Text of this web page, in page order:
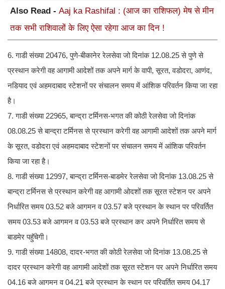
Also Read - Aaj ka Rashifal : (आज का राशिफल) मेष से मीन
तक सभी राशिवालों के लिए ऐसा रहेगा आज का दिन !
6. गाडी संख्या 20476, पुणे-बीकानेर रेलसेवा जो दिनांक 12.08.25 से पुणे से
प्रस्थान करेगी वह आगामी आदेशों तक अपने मार्ग के वापी, सूरत, वडोदरा, आणंद,
नडियाद एवं अहमदाबाद स्टेशनों पर संचालन समय में आंशिक परिवर्तन किया जा रहा
है।
7. गाडी संख्या 22965, बान्द्रा टर्मिनस-भगत की कोठी रेलसेवा जो दिनांक
08.08.25 से बान्द्रा टर्मिनस से प्रस्थान करेगी वह आगामी आदेशों तक अपने मार्ग
के सूरत, वडोदरा एवं अहमदाबाद स्टेशनों पर संचालन समय में आंशिक परिवर्तन
किया जा रहा है।
8. गाडी संख्या 12997, बान्द्रा टर्मिनस-बाडमेर रेलसेवा जो दिनांक 13.08.25 से
बान्द्रा टर्मिनस से प्रस्थान करेगी वह आगामी ओदशों तक सूरत स्टेशन पर अपने
निर्धारित समय 03.52 बजे आगमन व 03.57 बजे प्रस्थान के स्थान पर परिवर्तित
समय 03.53 बजे आगमन व 03.53 बजे प्रस्थान कर अपने निर्धारित समय से
बाडमेर पहुॅचेगी।
9. गाडी संख्या 14808, दादर-भगत की कोठी रेलसेवा जो दिनांक 13.08.25 से
दादर प्रस्थान करेगी वह आगामी आदेशों तक सूरत स्टेशन पर अपने निर्धारित समय
04.16 बजे आगमन व 04.21 बजे प्रस्थान के स्थान पर परिवर्तित समय 04.17